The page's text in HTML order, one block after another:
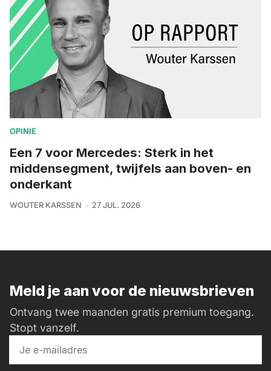
OPINIE
Een 7 voor Mercedes: Sterk in het
middensegment, twijfels aan boven- en
onderkant
WOUTER KARSSEN 27 JUL. 2026
Meld je aan voor de nieuwsbrieven
Ontvang twee maanden gratis premium toegang.
Stopt vanzelf.